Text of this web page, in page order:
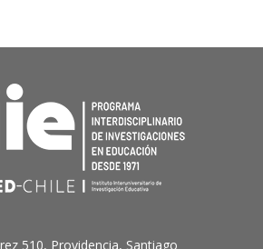
510, Providencia, Santiago